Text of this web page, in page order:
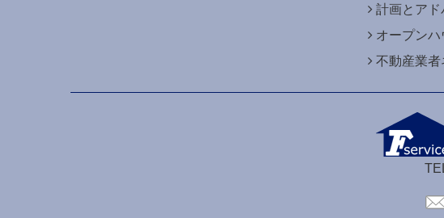
計画とアド
オープンハ
不動産業者